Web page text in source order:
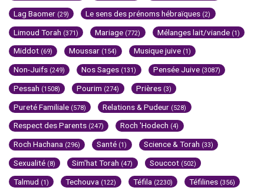
Lag Baomer (29) Le sens des prénoms hébraïques (2)
Limoud Torah (371) Mariage (772) Mélanges lait/viande (1)
Middot (69) Moussar (154) Musique juive (1)
Non-Juifs (249) Nos Sages (131) Pensée Juive (3087)
Pessah (1508) Pourim (274) Prières (3)
Pureté Familiale (578) Relations & Pudeur (528)
Respect des Parents (247) Roch 'Hodech (4)
Roch Hachana (296) Santé (1) Science & Torah (33)
Sexualité (8) Sim'hat Torah (47) Souccot (502)
Talmud (1) Techouva (122) Téfila (2230) Téfilines (356)